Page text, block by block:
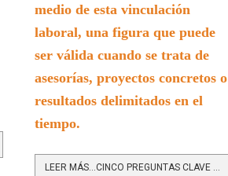
medio de esta vinculación
laboral, una figura que puede
ser válida cuando se trata de
asesorías, proyectos concretos o
resultados delimitados en el
tiempo.